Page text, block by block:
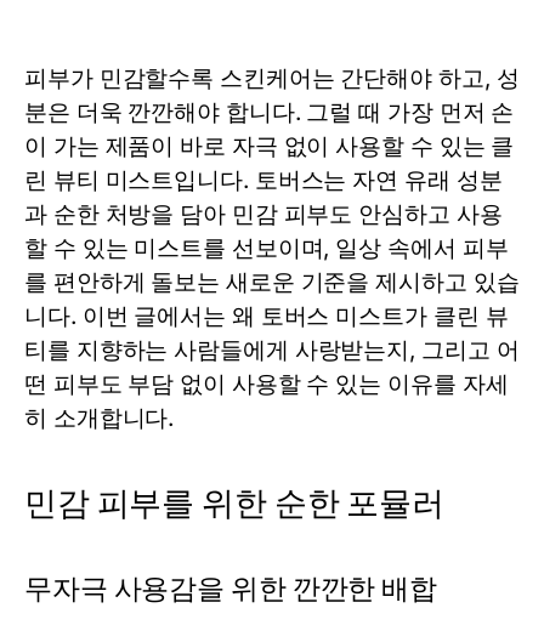
피부가 민감할수록 스킨케어는 간단해야 하고, 성
분은 더욱 깐깐해야 합니다. 그럴 때 가장 먼저 손
이 가는 제품이 바로 자극 없이 사용할 수 있는 클
린 뷰티 미스트입니다. 토버스는 자연 유래 성분
과 순한 처방을 담아 민감 피부도 안심하고 사용
할 수 있는 미스트를 선보이며, 일상 속에서 피부
를 편안하게 돌보는 새로운 기준을 제시하고 있습
니다. 이번 글에서는 왜 토버스 미스트가 클린 뷰
티를 지향하는 사람들에게 사랑받는지, 그리고 어
떤 피부도 부담 없이 사용할 수 있는 이유를 자세
히 소개합니다.
민감 피부를 위한 순한 포뮬러
무자극 사용감을 위한 깐깐한 배합